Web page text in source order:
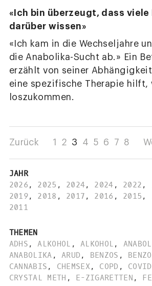
«Ich bin überzeugt, dass
darüber wissen»
«Ich kam in die Wechseljahre
die Anabolika-Sucht ab.» Ein
erzählt von seiner
eine spezifische Therapie hilft,
loszukommen.
Zurück 1 2 3 4 5 6 7 8
JAHR
2026 , 2025 , 2024, 2024 , 2022 ,
2019, 2018 , 2017 , 2016 , 2015 ,
2011
THEMEN
ADHS , ALKOHOL , ALKOHOL ,
ANABOLIKA , ARUD , BENZOS ,
CANNABIS , CHEMSEX , COPD ,
CRYSTAL METH , E-ZIGARETTEN ,